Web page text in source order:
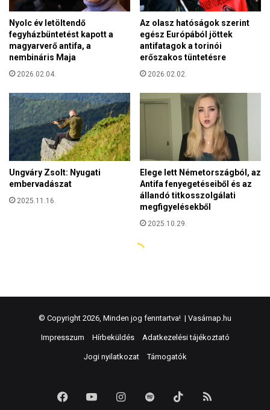
© Copyright 2026, Minden jog fenntartva! | Vasárnap.hu
Impresszum Hírbeküldés Adatkezelési tájékoztató
Jogi nyilatkozat Támogatók
FacebookYouTubeInstagram
Spotify TikTok